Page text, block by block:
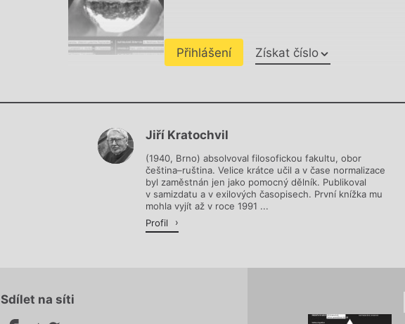
Přihlášení Získat číslo
Chviličku.
Jiří Kratochvil
(1940, Brno) absolvoval filosofickou fakultu, obor
čeština–ruština. Velice krátce učil a v čase normalizace
byl zaměstnán jen jako pomocný dělník. Publikoval
v samizdatu a v exilových časopisech. První knížka mu
mohla vyjít až v roce 1991 ...
Profil
Sdílet na síti